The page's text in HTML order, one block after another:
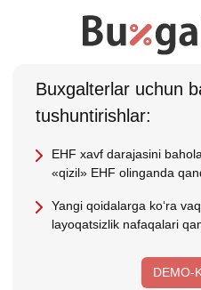
Buхgalterlar uchun
tushuntirishlar:
EHF хavf darajasini
«qizil» EHF olinganda
Yangi qoidalarga koʻra
layoqatsizlik nafaqalari
DEMO-